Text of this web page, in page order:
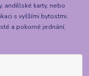
andělské karty, nebo
s vyššími bytostmi.
a pokorné jednání,